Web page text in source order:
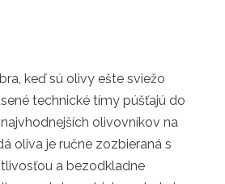
keď sú olivy ešte sviežo
technické tímy púšťajú do
olivovníkov na
oliva je ručne zozbieraná s
a bezodkladne